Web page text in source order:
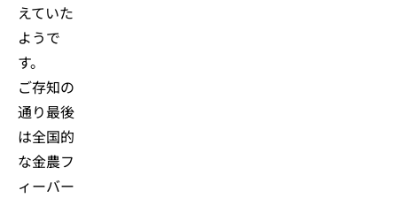
えていた
ようで
す。
ご存知の
通り最後
は全国的
な金農フ
ィーバー